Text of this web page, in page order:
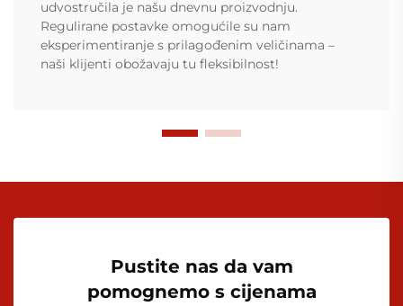
udvostručila je našu dnevnu proizvodnju.
Regulirane postavke omogućile su nam
eksperimentiranje s prilagođenim veličinama –
naši klijenti obožavaju tu fleksibilnost!
Pustite nas da vam
pomognemo s cijenama